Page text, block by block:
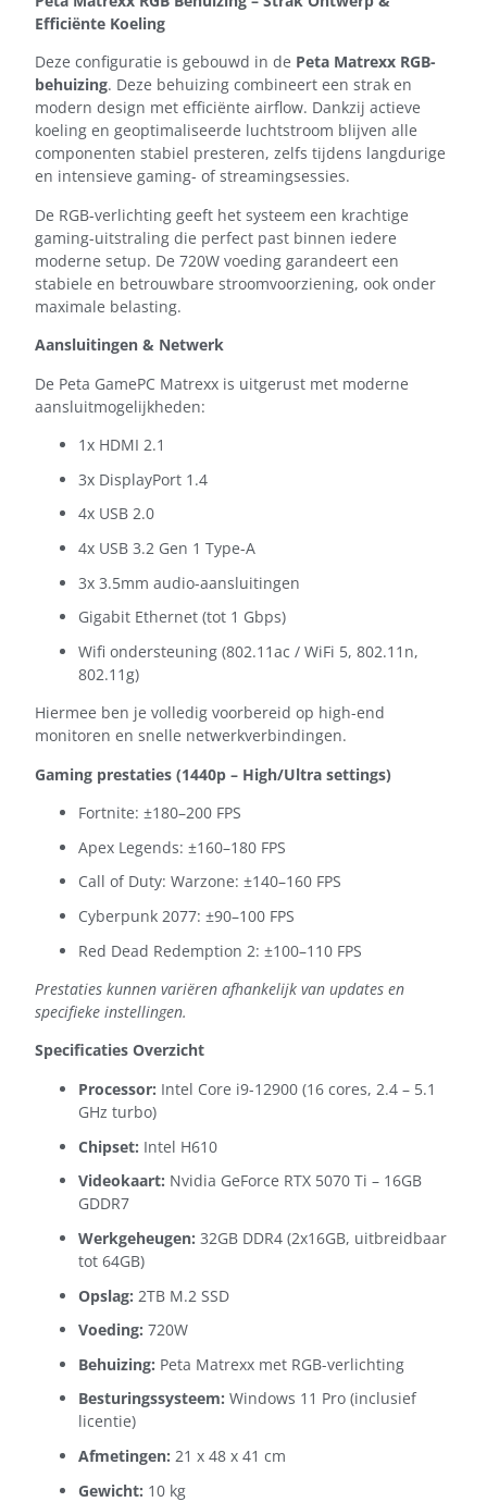
Efficiënte Koeling
Deze configuratie is gebouwd in de Peta Matrexx RGB-
behuizing. Deze behuizing combineert een strak en
modern design met efficiënte airflow. Dankzij actieve
koeling en geoptimaliseerde luchtstroom blijven alle
componenten stabiel presteren, zelfs tijdens langdurige
en intensieve gaming- of streamingsessies.
De RGB-verlichting geeft het systeem een krachtige
gaming-uitstraling die perfect past binnen iedere
moderne setup. De 720W voeding garandeert een
stabiele en betrouwbare stroomvoorziening, ook onder
maximale belasting.
Aansluitingen & Netwerk
De Peta GamePC Matrexx is uitgerust met moderne
aansluitmogelijkheden:
1x HDMI 2.1
3x DisplayPort 1.4
4x USB 2.0
4x USB 3.2 Gen 1 Type-A
3x 3.5mm audio-aansluitingen
Gigabit Ethernet (tot 1 Gbps)
Wifi ondersteuning (802.11ac / WiFi 5, 802.11n,
802.11g)
Hiermee ben je volledig voorbereid op high-end
monitoren en snelle netwerkverbindingen.
Gaming prestaties (1440p – High/Ultra settings)
Fortnite: ±180–200 FPS
Apex Legends: ±160–180 FPS
Call of Duty: Warzone: ±140–160 FPS
Cyberpunk 2077: ±90–100 FPS
Red Dead Redemption 2: ±100–110 FPS
Prestaties kunnen variëren afhankelijk van updates en
specifieke instellingen.
Specificaties Overzicht
Processor: Intel Core i9-12900 (16 cores, 2.4 – 5.1
GHz turbo)
Chipset: Intel H610
Videokaart: Nvidia GeForce RTX 5070 Ti – 16GB
GDDR7
Werkgeheugen: 32GB DDR4 (2x16GB, uitbreidbaar
tot 64GB)
Opslag: 2TB M.2 SSD
Voeding: 720W
Behuizing: Peta Matrexx met RGB-verlichting
Besturingssysteem: Windows 11 Pro (inclusief
licentie)
Afmetingen: 21 x 48 x 41 cm
Gewicht: 10 kg